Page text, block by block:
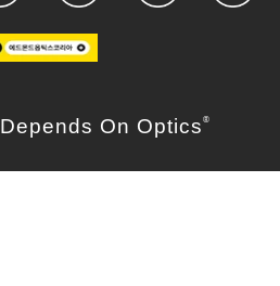
Depends On Optics ®